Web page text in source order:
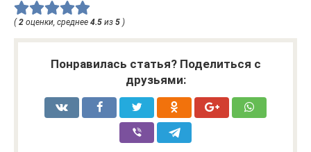
( 2 оценки, среднее 4.5 из 5 )
Понравилась статья? Поделиться с
друзьями: